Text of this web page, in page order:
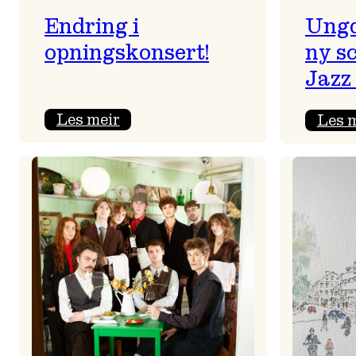
Endring i
opningskonsert!
Les meir:
i
opningskonsert!
ny
Les